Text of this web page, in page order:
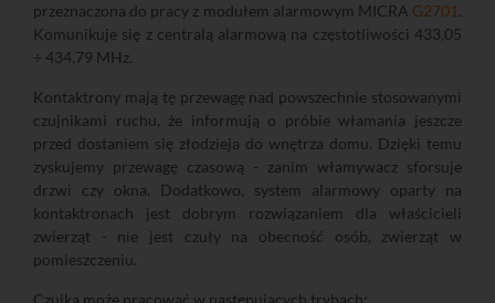
przeznaczona do pracy z modułem alarmowym MICRA G2701 .
Komunikuje się z centralą alarmową na częstotliwości 433,05
÷ 434,79 MHz.
Kontaktrony mają tę przewagę nad powszechnie stosowanymi
czujnikami ruchu, że informują o próbie włamania jeszcze
przed dostaniem się złodzieja do wnętrza domu. Dzięki temu
zyskujemy przewagę czasową - zanim włamywacz sforsuje
drzwi czy okna. Dodatkowo, system alarmowy oparty na
kontaktronach jest dobrym rozwiązaniem dla właścicieli
zwierząt - nie jest czuły na obecność osób, zwierząt w
pomieszczeniu.
Czujka może pracować w następujących trybach: